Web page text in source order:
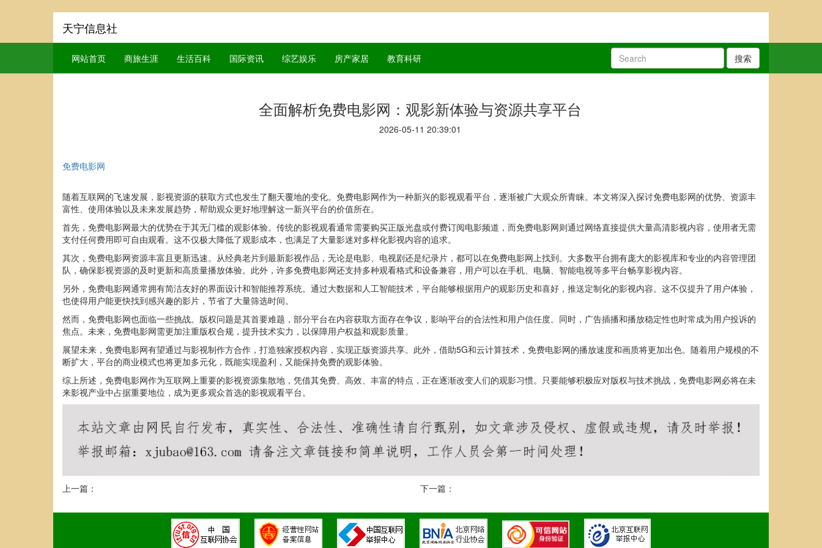
天宁信息社
网站首页 商旅生涯 生活百科 国际资讯 综艺娱乐 房产家居 教育科研 搜索
全面解析免费电影网：观影新体验与资源共享平台
2026-05-11 20:39:01
免费电影网
随着互联网的飞速发展，影视资源的获取方式也发生了翻天覆地的变化。免费电影网作为一种新兴的影视观看平台，逐渐被广大观众所青睐。本文将深入探讨免费电影网的优势、资源丰
富性、使用体验以及未来发展趋势，帮助观众更好地理解这一新兴平台的价值所在。
首先，免费电影网最大的优势在于其无门槛的观影体验。传统的影视观看通常需要购买正版光盘或付费订阅电影频道，而免费电影网则通过网络直接提供大量高清影视内容，使用者无需
支付任何费用即可自由观看。这不仅极大降低了观影成本，也满足了大量影迷对多样化影视内容的追求。
其次，免费电影网资源丰富且更新迅速。从经典老片到最新影视作品，无论是电影、电视剧还是纪录片，都可以在免费电影网上找到。大多数平台拥有庞大的影视库和专业的内容管理团
队，确保影视资源的及时更新和高质量播放体验。此外，许多免费电影网还支持多种观看格式和设备兼容，用户可以在手机、电脑、智能电视等多平台畅享影视内容。
另外，免费电影网通常拥有简洁友好的界面设计和智能推荐系统。通过大数据和人工智能技术，平台能够根据用户的观影历史和喜好，推送定制化的影视内容。这不仅提升了用户体验，
也使得用户能更快找到感兴趣的影片，节省了大量筛选时间。
然而，免费电影网也面临一些挑战。版权问题是其首要难题，部分平台在内容获取方面存在争议，影响平台的合法性和用户信任度。同时，广告插播和播放稳定性也时常成为用户投诉的
焦点。未来，免费电影网需更加注重版权合规，提升技术实力，以保障用户权益和观影质量。
展望未来，免费电影网有望通过与影视制作方合作，打造独家授权内容，实现正版资源共享。此外，借助5G和云计算技术，免费电影网的播放速度和画质将更加出色。随着用户规模的不
断扩大，平台的商业模式也将更加多元化，既能实现盈利，又能保持免费的观影体验。
综上所述，免费电影网作为互联网上重要的影视资源集散地，凭借其免费、高效、丰富的特点，正在逐渐改变人们的观影习惯。只要能够积极应对版权与技术挑战，免费电影网必将在未
来影视产业中占据重要地位，成为更多观众首选的影视观看平台。
上一篇： 下一篇：